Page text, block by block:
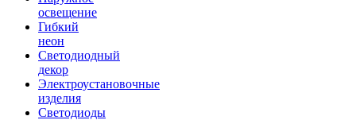
освещение
Гибкий
неон
Светодиодный
декор
Электроустановочные
изделия
Светодиоды